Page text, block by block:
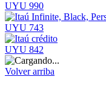
UYU 990
UYU 743
UYU 842
Volver arriba